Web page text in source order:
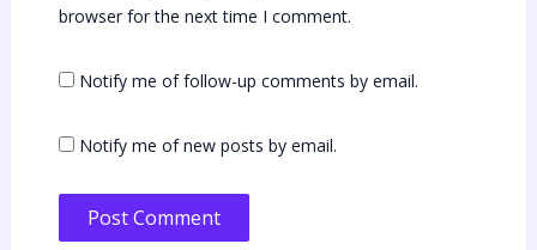
browser for the next time I comment.
Notify me of follow-up comments by email.
Notify me of new posts by email.